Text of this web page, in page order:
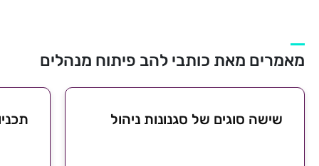
מאמרים מאת כותבי להב פיתוח מנהלים
שישה סוגים של סגנונות ניהול